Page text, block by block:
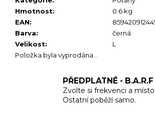
Hmotnost:
0.6 kg
EAN:
Barva:
černá
Velikost:
L
Položka byla vyprodána…
PŘEDPLATNÉ - B.A.R.F
Zvolte si frekvenci a
Ostatní poběží samo.
e